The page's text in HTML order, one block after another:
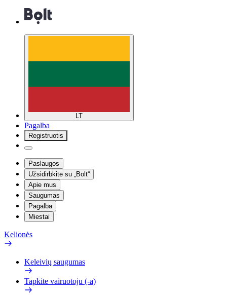
LT
Pagalba
Registruotis
Paslaugos
Užsidirbkite su „Bolt“
Apie mus
Saugumas
Pagalba
Miestai
Kelionės
Keleivių saugumas
Tapkite vairuotoju (-a)